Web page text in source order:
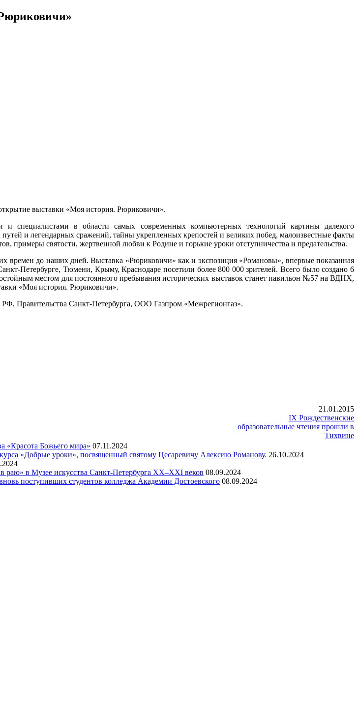
выставки «Моя история. Рюриковичи».
и специалистами в области самых современных компьютерных технологий картины далекого
и легендарных сражений, тайны укрепленных крепостей и великих побед, малоизвестные факты
примеры святости, жертвенной любви к Родине и горькие уроки отступничества и предательства.
до наших дней. Выставка «Рюриковичи» как и экспозиция «Романовы», впервые показанная
Петербурге, Тюмени, Крыму, Краснодаре посетили более 800 000 зрителей. Всего было создано 6
местом для постоянного пребывания исторических выставок станет павильон №57 на ВДНХ,
«Моя история. Рюриковичи».
Правительства Санкт-Петербурга, ООО Газпром «Межрегионгаз».
21.01.2015
IX Рождественские
образовательные чтения прошли в
Тихвине
«Красота Божьего мира» 07.11.2024
«Добрые уроки», посвященный святому Цесаревичу Алексию Романову. 26.10.2024
раю» в Музее искусства Санкт-Петербурга XX–XXI веков 08.09.2024
поступивших студентов колледжа Академии Достоевского 08.09.2024